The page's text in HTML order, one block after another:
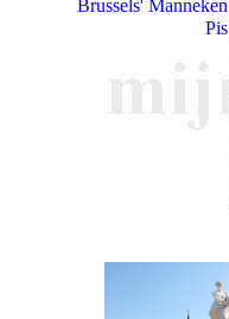
Brussels' Manneken
Pis